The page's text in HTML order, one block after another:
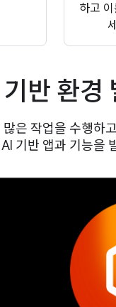
하고
반 환경
은 작업을 수행하
기반 앱과 기능을